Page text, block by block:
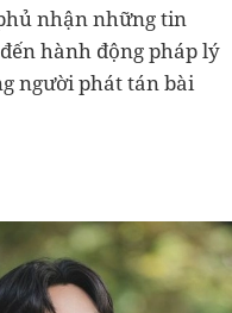
nhận những tin
hành động pháp lý
người phát tán bài